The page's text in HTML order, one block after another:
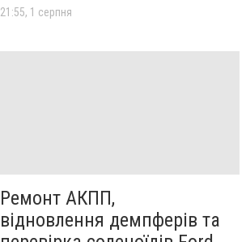
21:55, 1 серпня
Ремонт АКПП,
відновлення демпферів та